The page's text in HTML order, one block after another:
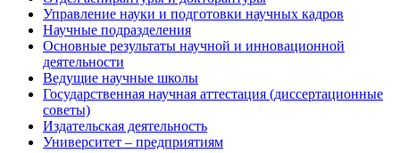
Управление науки и подготовки научных кадров
Научные подразделения
Основные результаты научной и инновационной
деятельности
Ведущие научные школы
Государственная научная аттестация (диссертационные
советы)
Издательская деятельность
Университет – предприятиям